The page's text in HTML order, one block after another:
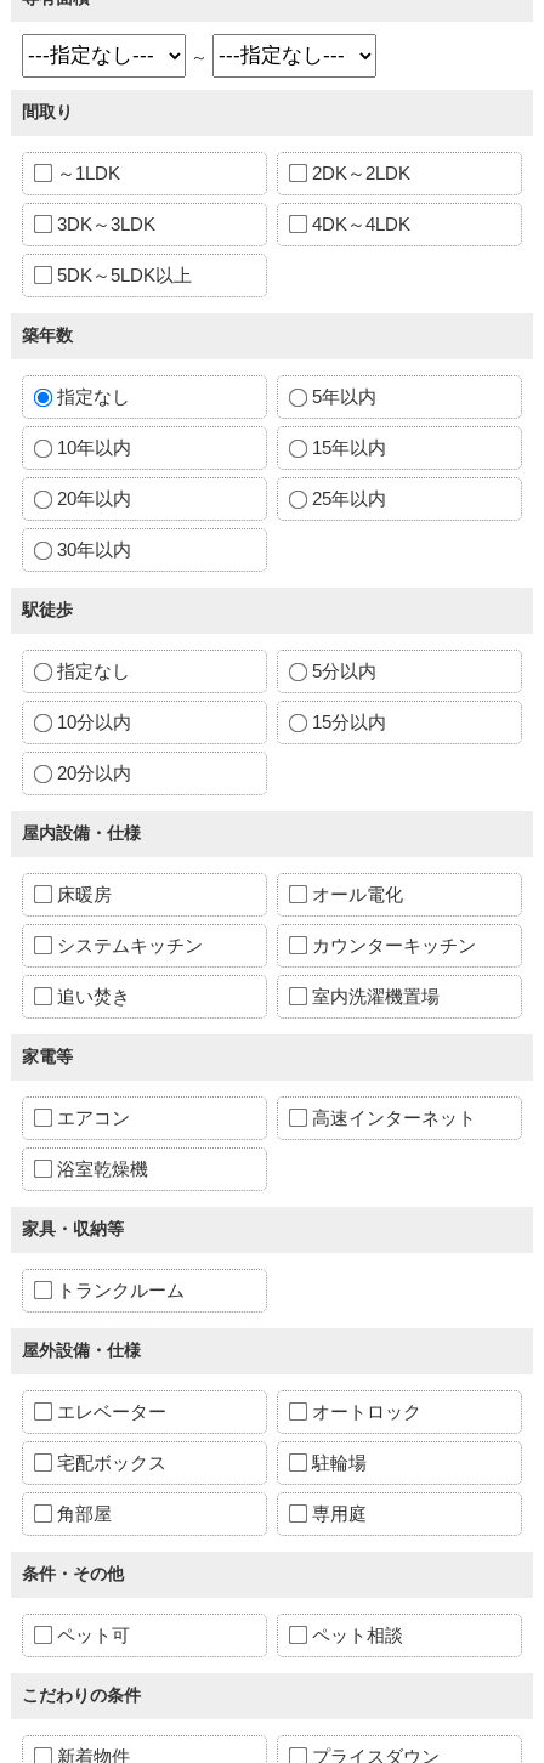
～
間取り
～1LDK 2DK～2LDK
3DK～3LDK 4DK～4LDK
5DK～5LDK以上
築年数
指定なし 5年以内
10年以内 15年以内
20年以内 25年以内
30年以内
駅徒歩
指定なし 5分以内
10分以内 15分以内
20分以内
屋内設備・仕様
床暖房 オール電化
システムキッチン カウンターキッチン
追い焚き 室内洗濯機置場
家電等
エアコン 高速インターネット
浴室乾燥機
家具・収納等
トランクルーム
屋外設備・仕様
エレベーター オートロック
宅配ボックス 駐輪場
角部屋 専用庭
条件・その他
ペット可 ペット相談
こだわりの条件
新着物件 プライスダウン